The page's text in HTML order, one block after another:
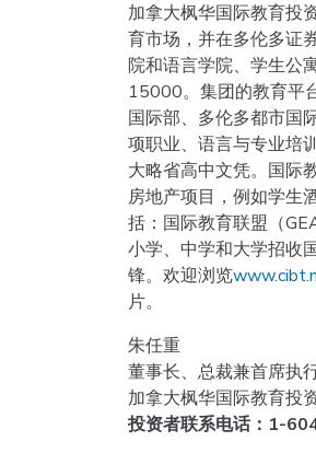
加拿大枫华国际教育投
育市场，并在多伦多证
院和语言学院、学生公
15000。集团的教育平
国际部、多伦多都市国
项职业、语言与专业培
大略省高中文凭。国际
房地产项目，例如学生
括：国际教育联盟（
小学、中学和大学招收
锋。欢迎浏览
片。
朱任重
董事长、总裁兼首席执
加拿大枫华国际教育投
投资者联系电话： 1-